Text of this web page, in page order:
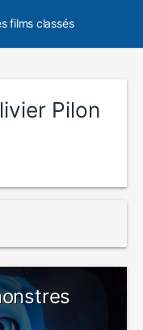
films classés
Pilon